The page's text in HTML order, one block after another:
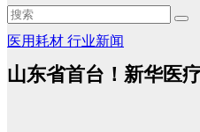
医用耗材 行业新闻
山东省首台！新华医